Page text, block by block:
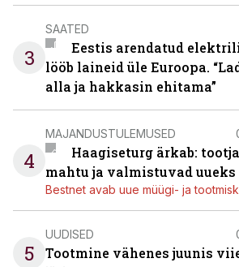
3
SAATED
Eestis arendatud
lööb laineid üle Euroopa.
alla ja hakkasin ehitama”
4
MAJANDUSTULEMUSED
Haagiseturg ärkab:
mahtu ja valmistuvad
Bestnet avab uue müügi- ja
5
UUDISED
Tootmine vähenes juunis